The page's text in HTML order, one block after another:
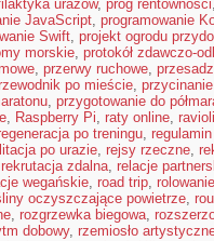
urazów, próg rentowności,
JavaScript, programowanie
Swift, projekt ogrodu
morskie, protokół zdawczo-
, przerwy ruchowe,
po mieście,
, przygotowanie do
, Raspberry Pi, raty online,
po treningu,
po urazie, rejsy rzeczne,
rekrutacja zdalna, relacje
wegańskie, road trip,
oczyszczające powietrze,
, rozgrzewka biegowa,
dobowy, rzemiosło